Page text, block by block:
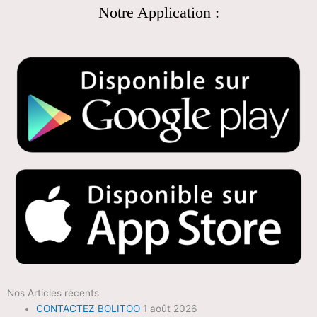
Notre Application :
Nos Articles récents
CONTACTEZ BOLITOO 1 août 2026